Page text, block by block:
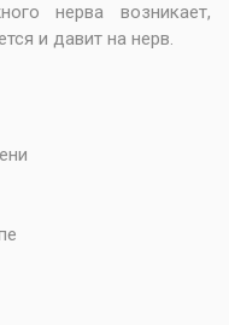
нерва возникает,
и давит на нерв.